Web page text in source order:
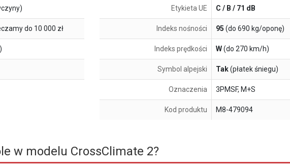
do 10 000 zł
Etykieta UE C / B / 71 dB
Indeks nośności 95 (do 690 kg/oponę)
Indeks prędkości W(do 270 km/h)
Symbol alpejski Tak(płatek śniegu)
Oznaczenia 3PMSF, M+S
Kod produktu M8-479094
w modelu CrossClimate 2?